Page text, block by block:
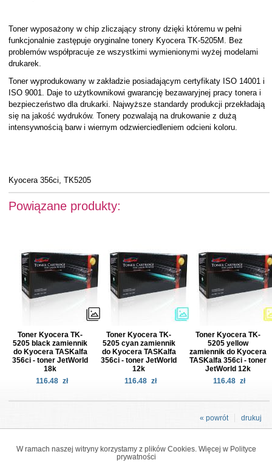
Toner wyposażony w chip zliczający strony dzięki któremu w pełni
funkcjonalnie zastępuje oryginalne tonery Kyocera TK-5205M. Bez
problemów współpracuje ze wszystkimi wymienionymi wyżej modelami
drukarek.
Toner wyprodukowany w zakładzie posiadającym certyfikaty ISO 14001 i
ISO 9001. Daje to użytkownikowi gwarancję bezawaryjnej pracy tonera i
bezpieczeństwo dla drukarki. Najwyższe standardy produkcji przekładają
się na jakość wydruków. Tonery pozwalają na drukowanie z dużą
intensywnością barw i wiernym odzwierciedleniem odcieni koloru.
Kyocera 356ci, TK5205
Powiązane produkty:
Toner Kyocera TK-
5205 black zamiennik
do Kyocera TASKalfa
356ci - toner JetWorld
18k
116.48 zł
Toner Kyocera TK-
5205 cyan zamiennik
do Kyocera TASKalfa
356ci - toner JetWorld
12k
116.48 zł
Toner Kyocera TK-
5205 yellow
zamiennik do Kyocera
TASKalfa 356ci - toner
JetWorld 12k
116.48 zł
drukuj
« powrót
W ramach naszej witryny korzystamy z plików Cookies. Więcej w Polityce
prywatności